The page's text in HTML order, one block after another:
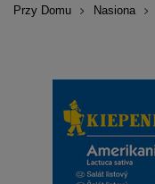
Przy Domu Nasiona